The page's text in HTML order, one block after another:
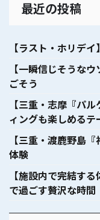
最近の投稿
【ラスト・ホリデ
【一瞬信じそうな
ごそう
【三重・志摩『パ
ィングも楽しめるテ
【三重・渡鹿野島
体験
【施設内で完結す
で過ごす贅沢な時間